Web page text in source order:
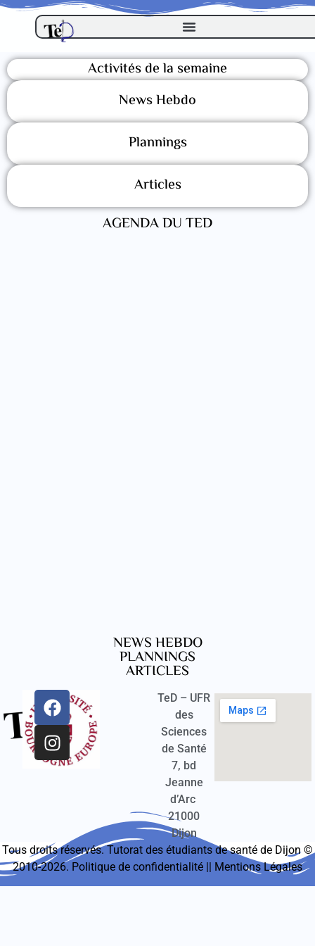
Activités de la semaine
News Hebdo
Plannings
Articles
AGENDA DU TED
NEWS HEBDO
PLANNINGS
ARTICLES
TeD – UFR
des
Sciences
de Santé
7, bd
Jeanne
d’Arc
21000
Dijon
Tous droits réservés. Tutorat des étudiants de santé de Dijon ©
2010-2026. Politique de confidentialité || Mentions Légales